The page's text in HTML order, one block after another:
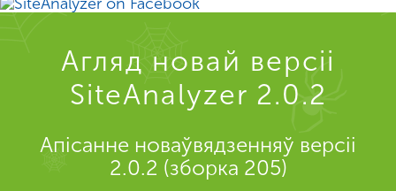
Агляд новай версіі
SiteAnalyzer 2.0.2
Апісанне новаўвядзенняў версіі
2.0.2 (зборка 205)